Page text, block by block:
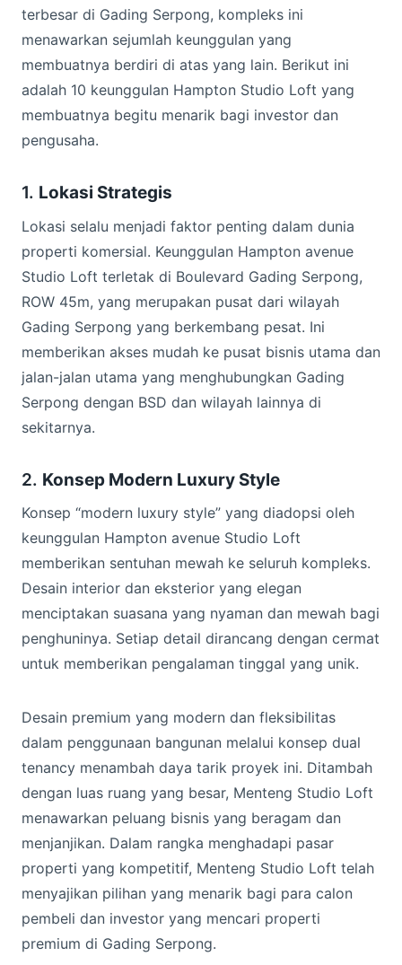
terbesar di Gading Serpong, kompleks ini
menawarkan sejumlah keunggulan yang
membuatnya berdiri di atas yang lain. Berikut ini
adalah 10 keunggulan Hampton Studio Loft yang
membuatnya begitu menarik bagi investor dan
pengusaha.
1. Lokasi Strategis
Lokasi selalu menjadi faktor penting dalam dunia
properti komersial. Keunggulan Hampton avenue
Studio Loft terletak di Boulevard Gading Serpong,
ROW 45m, yang merupakan pusat dari wilayah
Gading Serpong yang berkembang pesat. Ini
memberikan akses mudah ke pusat bisnis utama dan
jalan-jalan utama yang menghubungkan Gading
Serpong dengan BSD dan wilayah lainnya di
sekitarnya.
2. Konsep Modern Luxury Style
Konsep “modern luxury style” yang diadopsi oleh
keunggulan Hampton avenue Studio Loft
memberikan sentuhan mewah ke seluruh kompleks.
Desain interior dan eksterior yang elegan
menciptakan suasana yang nyaman dan mewah bagi
penghuninya. Setiap detail dirancang dengan cermat
untuk memberikan pengalaman tinggal yang unik.
Desain premium yang modern dan fleksibilitas
dalam penggunaan bangunan melalui konsep dual
tenancy menambah daya tarik proyek ini. Ditambah
dengan luas ruang yang besar, Menteng Studio Loft
menawarkan peluang bisnis yang beragam dan
menjanjikan. Dalam rangka menghadapi pasar
properti yang kompetitif, Menteng Studio Loft telah
menyajikan pilihan yang menarik bagi para calon
pembeli dan investor yang mencari properti
premium di Gading Serpong.